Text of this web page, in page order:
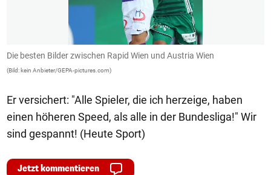
Die besten Bilder zwischen Rapid Wien und Austria Wien
(Bild: kein Anbieter/GEPA-pictures.com)
Er versichert: "Alle Spieler, die ich herzeige, haben
einen höheren Speed, als alle in der Bundesliga!" Wir
sind gespannt! (Heute Sport)
Jetzt kommentieren